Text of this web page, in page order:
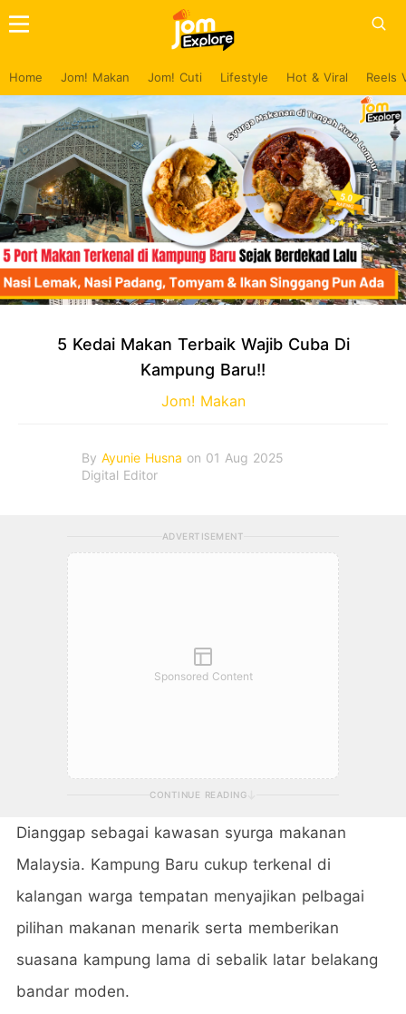
Home Jom! Makan Jom! Cuti Lifestyle Hot & Viral Reels
5 Kedai Makan Terbaik Wajib Cuba Di
Kampung Baru!!
Jom! Makan
By Ayunie Husna on 01 Aug 2025
Digital Editor
ADVERTISEMENT
Sponsored Content
CONTINUE READING
Dianggap sebagai kawasan syurga makanan
Malaysia. Kampung Baru cukup terkenal di
kalangan warga tempatan menyajikan pelbagai
pilihan makanan menarik serta memberikan
suasana kampung lama di sebalik latar belakang
bandar moden.